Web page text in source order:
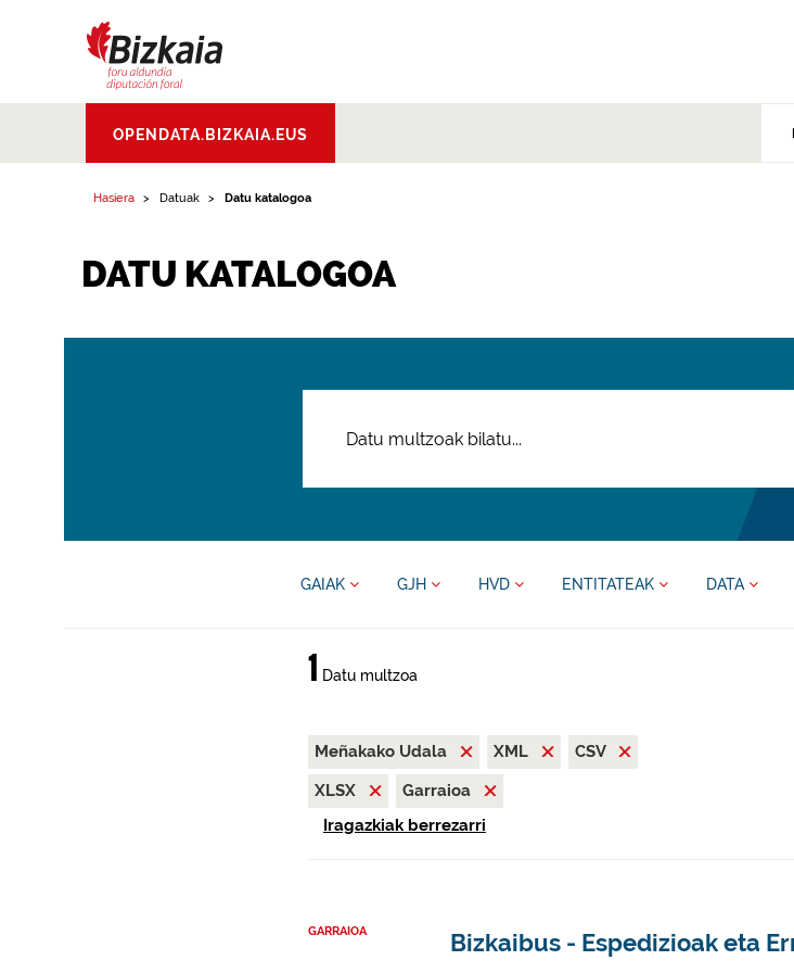
Aldundia.Diputacion
Foral de Bizkaia
OPENDATA.BIZKAIA.EUS
Hasiera Datuak Datu katalogoa
DATU KATALOGOA
GAIAK GJH HVD ENTITATEAK DATA
1 Datu multzoa
Meñakako Udala XML
CSV
XLSX
Garraioa
Iragazkiak berrezarri
GARRAIOA Bizkaibus - Espedizioak eta